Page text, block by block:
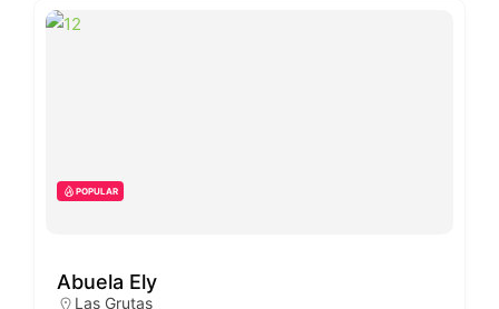
POPULAR
Abuela Ely
Las Grutas